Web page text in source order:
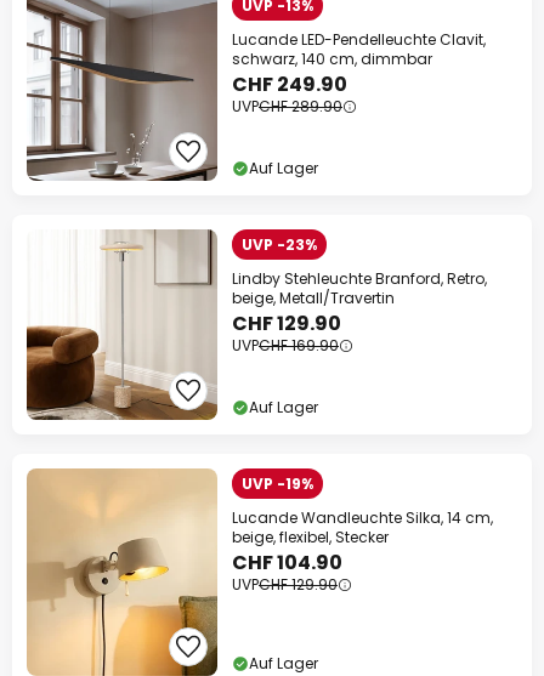
UVP -13%
Lucande LED-Pendelleuchte Clavit,
schwarz, 140 cm, dimmbar
CHF 249.90
UVPCHF 289.90
Auf Lager
UVP -23%
Lindby Stehleuchte Branford, Retro,
beige, Metall/Travertin
CHF 129.90
UVPCHF 169.90
Auf Lager
UVP -19%
Lucande Wandleuchte Silka, 14 cm,
beige, flexibel, Stecker
CHF 104.90
UVPCHF 129.90
Auf Lager